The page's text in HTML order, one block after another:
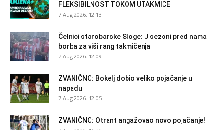
FLEKSIBILNOST TOKOM UTAKMICE
7 Aug 2026. 12:13
Čelnici starobarske Sloge: U sezoni pred nama
borba za viši rang takmičenja
7 Aug 2026. 12:09
ZVANIČNO: Bokelj dobio veliko pojačanje u
napadu
7 Aug 2026. 12:05
ZVANIČNO: Otrant angažovao novo pojačanje!